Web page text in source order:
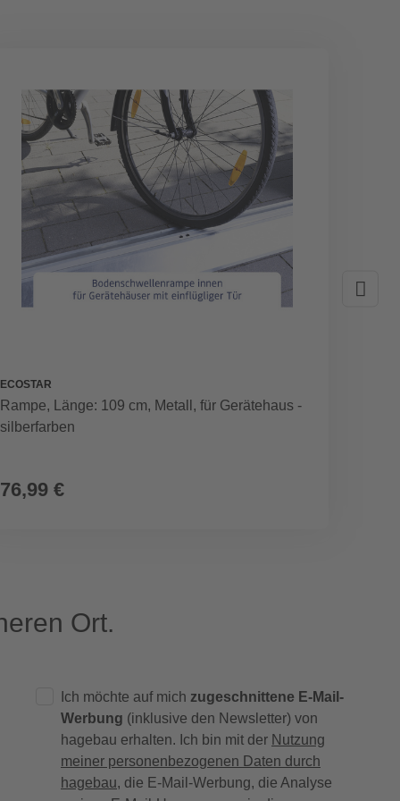
ECOSTAR
Rampe, Länge: 109 cm, Metall, für Gerätehaus -
silberfarben
76,99 €
Ort.
Ich möchte auf mich zugeschnittene E-Mail-
Werbung (inklusive den Newsletter) von
hagebau erhalten. Ich bin mit der Nutzung
meiner personenbezogenen Daten durch
hagebau, die E-Mail-Werbung, die Analyse